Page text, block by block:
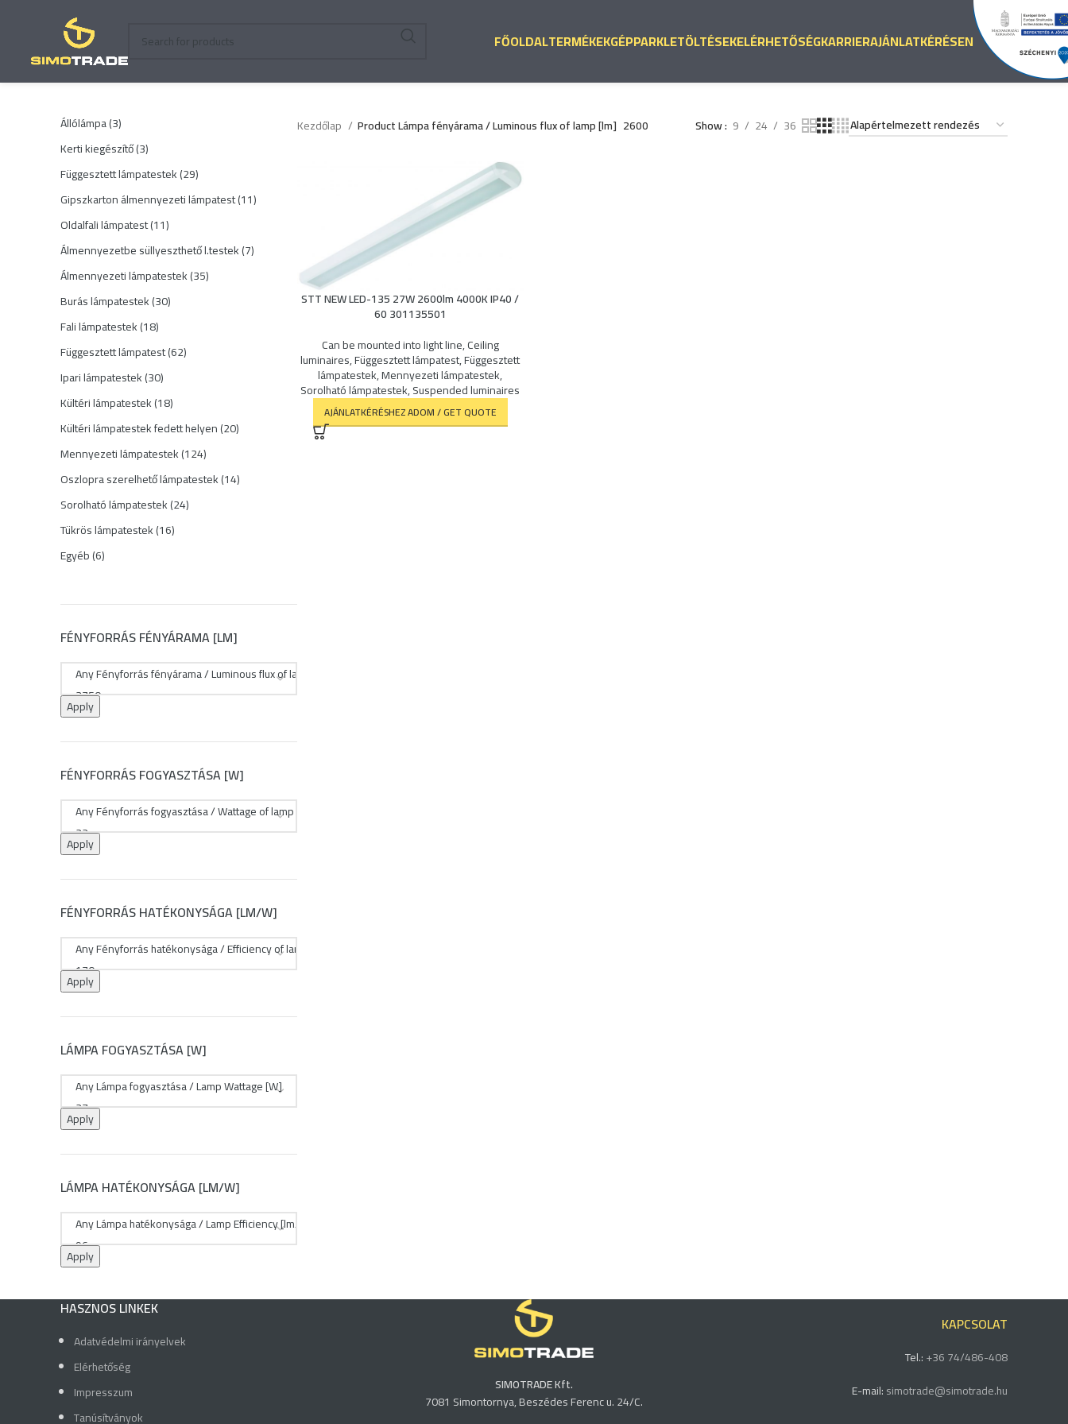
FŐOLDALTERMÉKEKGÉPPARKLETÖLTÉSEKELÉRHETŐSÉGKARRIERAJÁNLATKÉRÉSEN
Állólámpa 33
termék
Kerti kiegészítő 33
termék
Függesztett lámpatestek 2929
Gipszkarton álmennyezeti lámpatest 1111
Oldalfali lámpatest 1111
termék
Álmennyezetbe süllyeszthető l.testek 77
Álmennyezeti lámpatestek 3535
Burás lámpatestek 3030
Fali lámpatestek 1818
termék
Függesztett lámpatest 6262
Ipari lámpatestek 3030
termék
Kültéri lámpatestek 1818
termék
Kültéri lámpatestek fedett helyen 2020
Mennyezeti lámpatestek 124124
termék
Oszlopra szerelhető lámpatestek 1414
Sorolható lámpatestek 2424
Tükrös lámpatestek 1616
Egyéb 66
FÉNYFORRÁS FÉNYÁRAMA [LM]
Apply
FÉNYFORRÁS FOGYASZTÁSA [W]
Apply
FÉNYFORRÁS HATÉKONYSÁGA [LM/W]
Apply
LÁMPA FOGYASZTÁSA [W]
Apply
LÁMPA HATÉKONYSÁGA [LM/W]
Apply
Kezdőlap Product Lámpa fényárama / Luminous flux of lamp [lm] 2600 Show 9 24 36
STT NEW LED-135 27W 2600lm 4000K IP40 /
60 301135501
Can be mounted into light line,Ceiling
luminaires,Függesztett lámpatest,Függesztett
lámpatestek,Mennyezeti lámpatestek,
Sorolható lámpatestek,Suspended luminaires
AJÁNLATKÉRÉSHEZ ADOM / GET QUOTE
HASZNOS LINKEK
Adatvédelmi irányelvek
Elérhetőség
Impresszum
Tanúsítványok
SIMOTRADE Kft.
7081 Simontornya, Beszédes Ferenc u. 24/C.
KAPCSOLAT
Tel.:+36 74/486-408
E-mail:simotrade@simotrade.hu